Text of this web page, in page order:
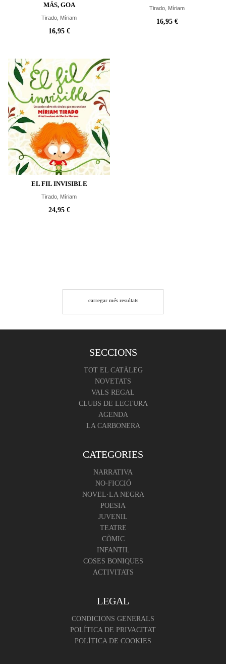
MÁS, GOA
Tirado, Míriam
16,95 €
Tirado, Míriam
16,95 €
EL FIL INVISIBLE
Tirado, Míriam
24,95 €
carregar més resultats
SECCIONS
TOT EL CATÀLEG
NOVETATS
VALS REGAL
CLUBS DE LECTURA
AGENDA
LA CARBONERA
CATEGORIES
NARRATIVA
NO-FICCIÓ
NOVEL·LA NEGRA
POESIA
JUVENIL
TEATRE
CÒMIC
INFANTIL
COSES BONIQUES
ACTIVITATS
LEGAL
CONDICIONS GENERALS
POLÍTICA DE PRIVACITAT
POLÍTICA DE COOKIES